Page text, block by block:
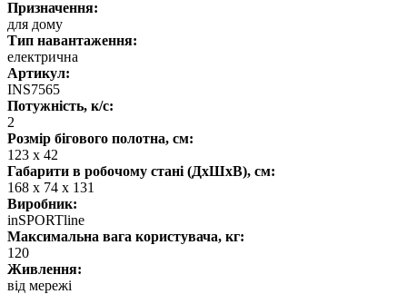
Призначення:
для дому
Тип навантаження:
електрична
Артикул:
INS7565
Потужність, к/с:
2
Розмір бігового полотна, см:
123 х 42
Габарити в робочому стані (ДхШхВ), см:
168 х 74 х 131
Виробник:
inSPORTline
Максимальна вага користувача, кг:
120
Живлення:
від мережі